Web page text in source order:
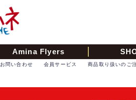
Amina Flyers
商品取り扱いのご
会員サービス
お問い合わせ